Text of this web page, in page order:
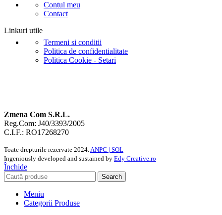
Contul meu
Contact
Linkuri utile
Termeni si conditii
Politica de confidentialitate
Politica Cookie - Setari
Zmena Com S.R.L.
Reg.Com: J40/3393/2005
C.I.F.: RO17268270
Toate drepturile rezervate 2024.ANPC | SOL
Ingeniously developed and sustained by Edy Creative.ro
Închide
Search
Meniu
Categorii Produse